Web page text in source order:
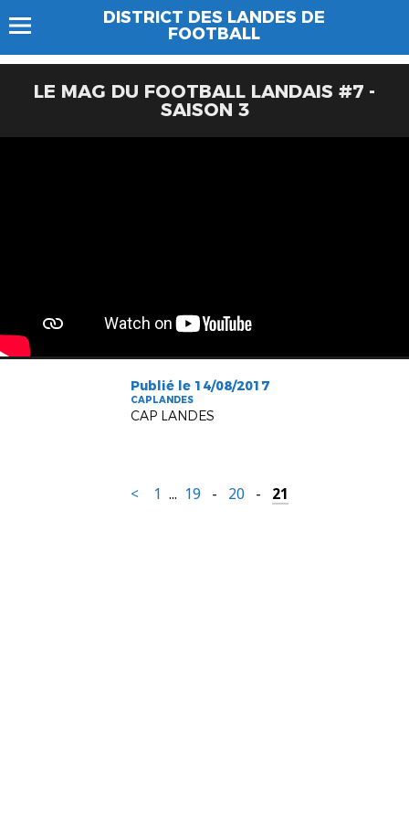
DISTRICT DES LANDES DE
FOOTBALL
LE MAG DU FOOTBALL LANDAIS #7 -
SAISON 3
Publié le 14/08/2017
CAPLANDES
CAP LANDES
< 1 ... 19 - 20 - 21